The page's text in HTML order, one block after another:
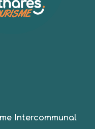
Intercommunal